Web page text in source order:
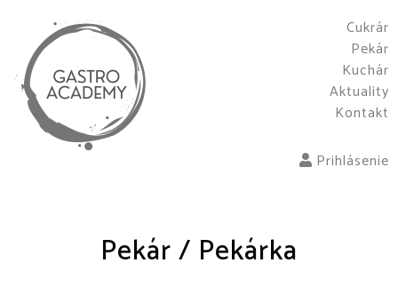
Cukrár
Pekár
Kuchár
Aktuality
Kontakt
Prihlásenie
Pekár / Pekárka